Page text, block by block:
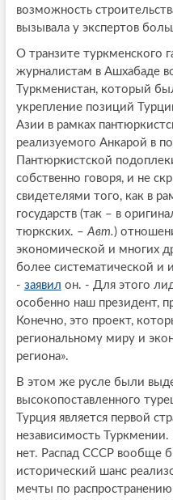
возможность
вызывала у экспертов
О транзите туркменского
журналистам в Ашхабаде
Туркменистан, который
укрепление позиций
Азии в рамках
реализуемого Анкарой в
Пантюркистской
собственно говоря, и не
свидетелями того, как в
государств (так – в
тюркских. –Авт. )
экономической и многих
более систематической и
- заявил он. - Для этого
особенно наш президент,
Конечно, это проект,
региональному миру и
региона».
В этом же русле были
высокопоставленного
Турция является первой
независимость
нет. Распад СССР вообще
исторический шанс
мечты по